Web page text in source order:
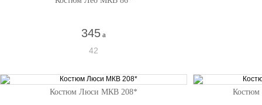
345 a
42
Костюм Люси МКВ 208*